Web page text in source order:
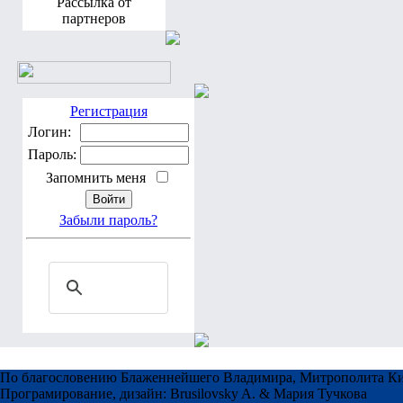
партнеров
Регистрация
Логин:
Пароль:
Запомнить меня
Забыли пароль?
По благословению Блаженнейшего Владимира, Митрополита
Програмирование, дизайн: Brusilovsky A. & Мария Тучкова